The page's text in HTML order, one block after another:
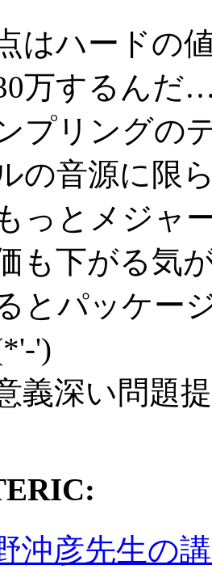
はハードの
万するんだ
プリングの
の音源に限
っとメジャ
も下がる気
とパッケー
')
義深い問題
沖彦先生の